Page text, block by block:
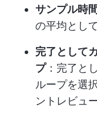
サンプル時間
の平均とし
完了として
プ：完了と
ループを選
ントレビュ